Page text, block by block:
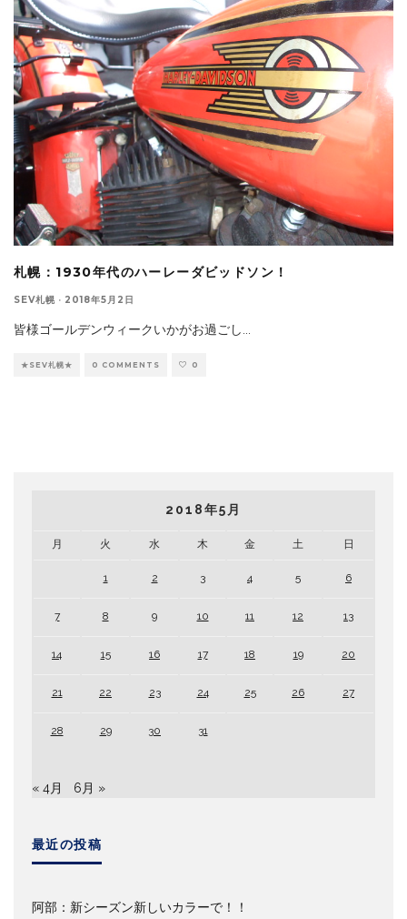
札幌：1930年代のハーレーダビッドソン！
SEV札幌 · 2018年5月2日
皆様ゴールデンウィークいかがお過ごし
★SEV札幌★ 0 COMMENTS 0
2018年5月
月 火 水 木 金 土 日
1 2 3 4 5 6
7 8 9 10 11 12 13
14 15 16 17 18 19 20
21 22 23 24 25 26 27
28 29 30 31
« 4月 6月 »
最近の投稿
阿部：新シーズン新しいカラーで！！